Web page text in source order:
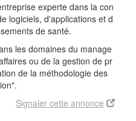
experte dans la con
logiciels, d'applications et d
de santé.
les domaines du manage
ou de la gestion de pr
de la méthodologie des
Signaler cette annonce